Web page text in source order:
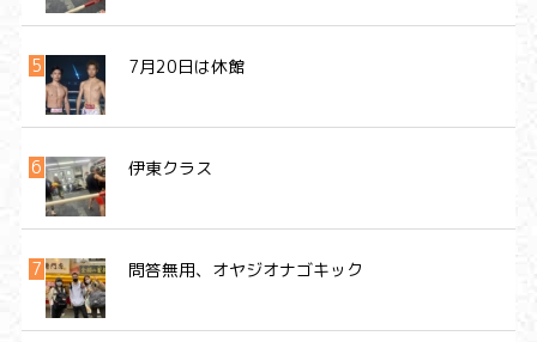
7月20日は休館
伊東クラス
問答無用、オヤジオナゴキック